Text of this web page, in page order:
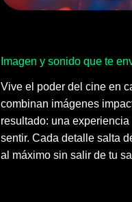
Imagen y sonido que te
Vive el poder del cine en
combinan imágenes
resultado: una
sentir. Cada detalle salta
al máximo sin salir de tu